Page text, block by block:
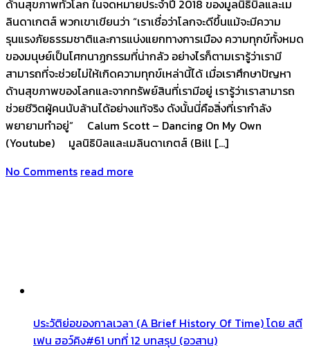
ด้านสุขภาพทั่วโลก ในจดหมายประจำปี 2018 ของมูลนิธิบิลและเม
ลินดาเกตส์ พวกเขาเขียนว่า “เราเชื่อว่าโลกจะดีขึ้นแม้จะมีความ
รุนแรงภัยธรรมชาติและการแบ่งแยกทางการเมือง ความทุกข์ทั้งหมด
ของมนุษย์เป็นโศกนาฏกรรมที่น่ากลัว อย่างไรก็ตามเรารู้ว่าเรามี
สามารถที่จะช่วยไม่ให้เกิดความทุกข์เหล่านี้ได้ เมื่อเราศึกษาปัญหา
ด้านสุขภาพของโลกและจากทรัพย์สินที่เรามีอยู่ เรารู้ว่าเราสามารถ
ช่วยชีวิตผู้คนนับล้านได้อย่างแท้จริง ดังนั้นนี่คือสิ่งที่เรากำลัง
พยายามทำอยู่” Calum Scott – Dancing On My Own
(Youtube) มูลนิธิบิลและเมลินดาเกตส์ (Bill […]
No Comments read more
ประวัติย่อของกาลเวลา (A Brief History Of Time) โดย สตี
เฟน ฮอว์คิง#61 บทที่ 12 บทสรุป (อวสาน)